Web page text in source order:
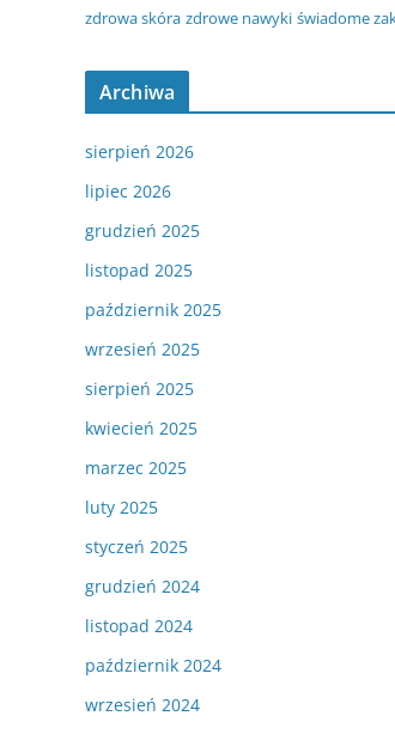
zdrowa skóra zdrowe nawyki świadome
Archiwa
sierpień 2026
lipiec 2026
grudzień 2025
listopad 2025
październik 2025
wrzesień 2025
sierpień 2025
kwiecień 2025
marzec 2025
luty 2025
styczeń 2025
grudzień 2024
listopad 2024
październik 2024
wrzesień 2024